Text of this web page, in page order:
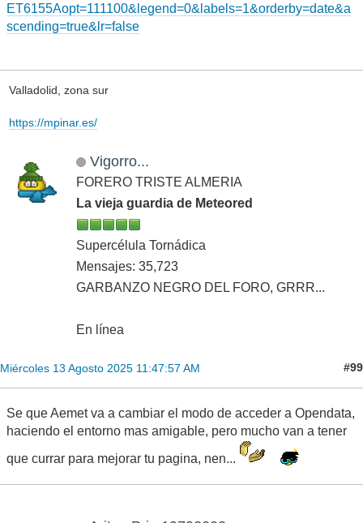
ET6155Aopt=111100&legend=0&labels=1&orderby=date&a
scending=true&lr=false
Valladolid, zona sur
https://mpinar.es/
Vigorro...
FORERO TRISTE ALMERIA
La vieja guardia de Meteored
Supercélula Tornádica
Mensajes: 35,723
GARBANZO NEGRO DEL FORO, GRRR...
En línea
Miércoles 13 Agosto 2025 11:47:57 AM #99
Se que Aemet va a cambiar el modo de acceder a Opendata,
haciendo el entorno mas amigable, pero mucho van a tener
que currar para mejorar tu pagina, nen...